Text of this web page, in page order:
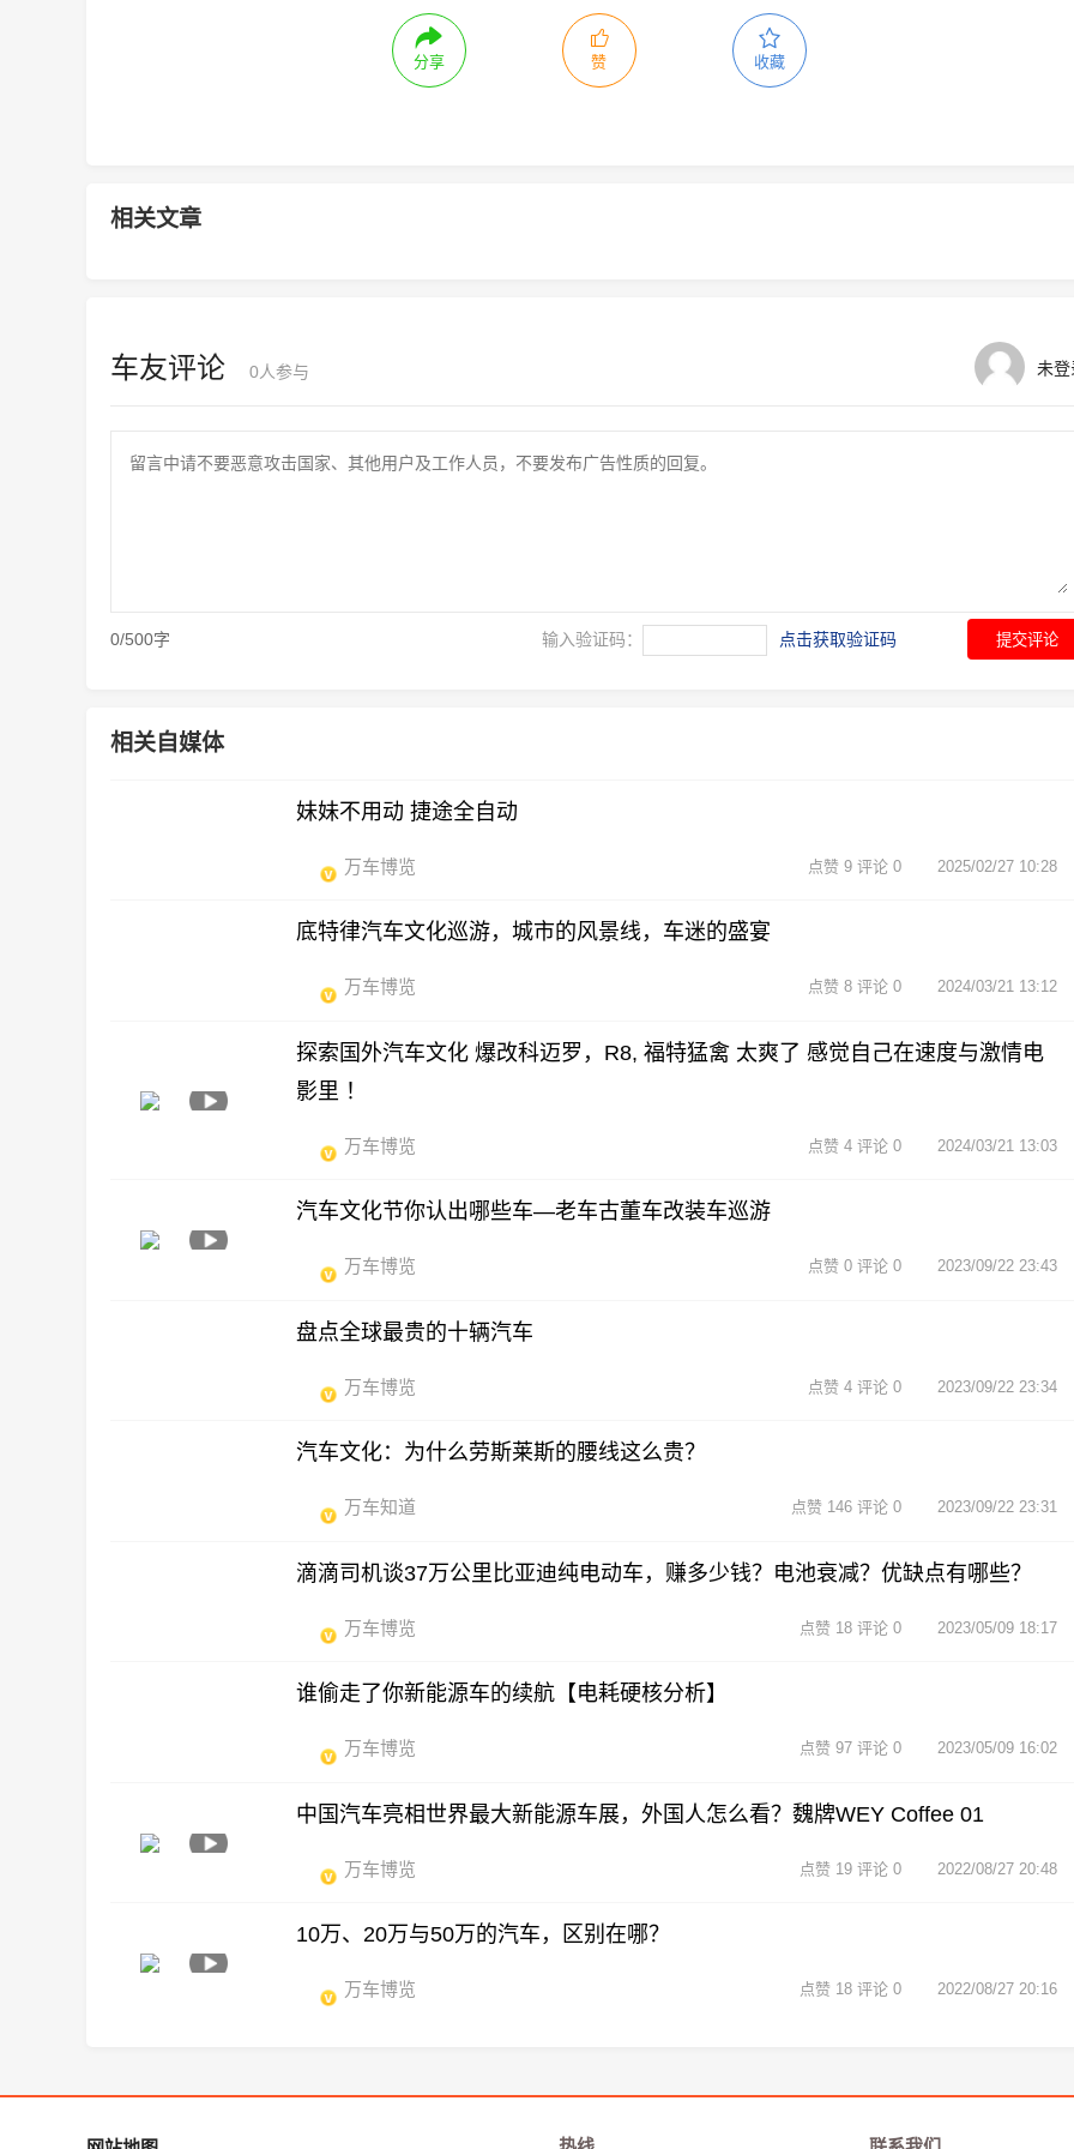
分享 赞 收藏
相关文章
未登
车友评论 0 人参与
0/500字 输入验证码： 点击获取验证码 提交评论
相关自媒体
妹妹不用动 捷途全自动
万车博览 2025/02/27 10:28
点赞 9 评论 0
底特律汽车文化巡游，城市的风景线，车迷的盛宴
万车博览 2024/03/21 13:12
点赞 8 评论 0
探索国外汽车文化 爆改科迈罗，R8, 福特猛禽 太爽了 感觉自己在速度与激情电
影里 ！
万车博览 2024/03/21 13:03
点赞 4 评论 0
汽车文化节你认出哪些车—老车古董车改装车巡游
万车博览 2023/09/22 23:43
点赞 0 评论 0
盘点全球最贵的十辆汽车
万车博览 2023/09/22 23:34
点赞 4 评论 0
汽车文化：为什么劳斯莱斯的腰线这么贵？
万车知道 2023/09/22 23:31
点赞 146 评论 0
滴滴司机谈37万公里比亚迪纯电动车，赚多少钱？电池衰减？优缺点有哪些？
万车博览 2023/05/09 18:17
点赞 18 评论 0
谁偷走了你新能源车的续航【电耗硬核分析】
万车博览 2023/05/09 16:02
点赞 97 评论 0
中国汽车亮相世界最大新能源车展，外国人怎么看？魏牌WEY Coffee 01
万车博览 2022/08/27 20:48
点赞 19 评论 0
10万、20万与50万的汽车，区别在哪？
万车博览 2022/08/27 20:16
点赞 18 评论 0